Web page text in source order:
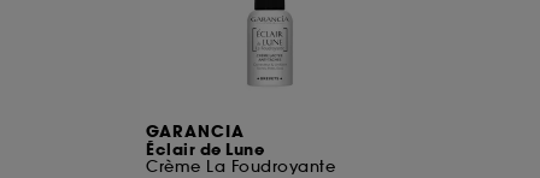
GARANCIA
Éclair de Lune
Crème La Foudroyante